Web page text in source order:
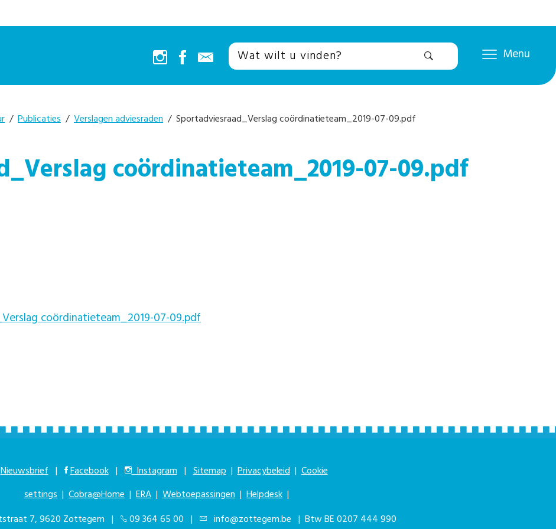
Menu
/ Publicaties / Verslagen adviesraden / Sportadviesraad_Verslag coördinatieteam_2019-07-09.pdf
coördinatieteam_2019-07-09.pdf
coördinatieteam_2019-07-09.pdf
Nieuwsbrief | Facebook | Instagram | Sitemap |Privacybeleid |Cookie
settings | Cobra@Home | ERA | Webtoepassingen | Helpdesk |
7, 9620 Zottegem |
09 364 65 00 | info@zottegem.be | Btw BE 0207 444 990